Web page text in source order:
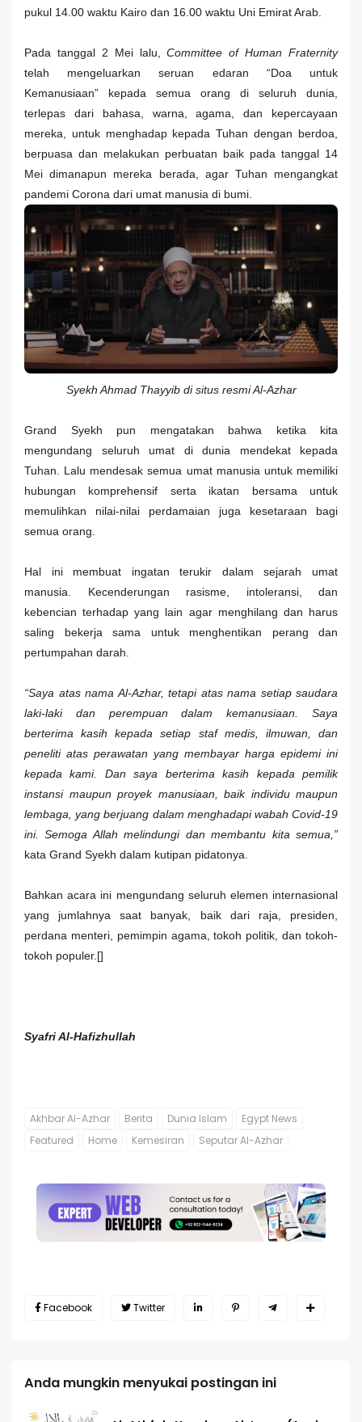
pukul 14.00 waktu Kairo dan 16.00 waktu Uni Emirat Arab.
Pada tanggal 2 Mei lalu,Committee of Human Fraternity
telah mengeluarkan seruan edaran “Doa untuk
Kemanusiaan” kepada semua orang di seluruh dunia,
terlepas dari bahasa, warna, agama, dan kepercayaan
mereka, untuk menghadap kepada Tuhan dengan berdoa,
berpuasa dan melakukan perbuatan baik pada tanggal 14
Mei dimanapun mereka berada, agar Tuhan mengangkat
pandemi Corona dari umat manusia di bumi.
Syekh Ahmad Thayyib di situs resmi Al-Azhar
Grand Syekh pun mengatakan bahwa ketika kita
mengundang seluruh umat di dunia mendekat kepada
Tuhan. Lalu mendesak semua umat manusia untuk memiliki
hubungan komprehensif serta ikatan bersama untuk
memulihkan nilai-nilai perdamaian juga kesetaraan bagi
semua orang.
Hal ini membuat ingatan terukir dalam sejarah umat
manusia. Kecenderungan rasisme, intoleransi, dan
kebencian terhadap yang lain agar menghilang dan harus
saling bekerja sama untuk menghentikan perang dan
pertumpahan darah.
“Saya atas nama Al-Azhar, tetapi atas nama setiap saudara
laki-laki dan perempuan dalam kemanusiaan. Saya
berterima kasih kepada setiap staf medis, ilmuwan, dan
peneliti atas perawatan yang membayar harga epidemi ini
kepada kami. Dan saya berterima kasih kepada pemilik
instansi maupun proyek manusiaan, baik individu maupun
lembaga, yang berjuang dalam menghadapi wabah Covid-19
ini. Semoga Allah melindungi dan membantu kita semua,”
kata Grand Syekh dalam kutipan pidatonya.
Bahkan acara ini mengundang seluruh elemen internasional
yang jumlahnya saat banyak, baik dari raja, presiden,
perdana menteri, pemimpin agama, tokoh politik, dan tokoh-
tokoh populer.[]
Syafri Al-Hafizhullah
Akhbar Al-Azhar Berita Dunia Islam
Egypt News
Featured
Home Kemesiran Seputar Al-Azhar
Facebook Twitter
Anda mungkin menyukai postingan ini